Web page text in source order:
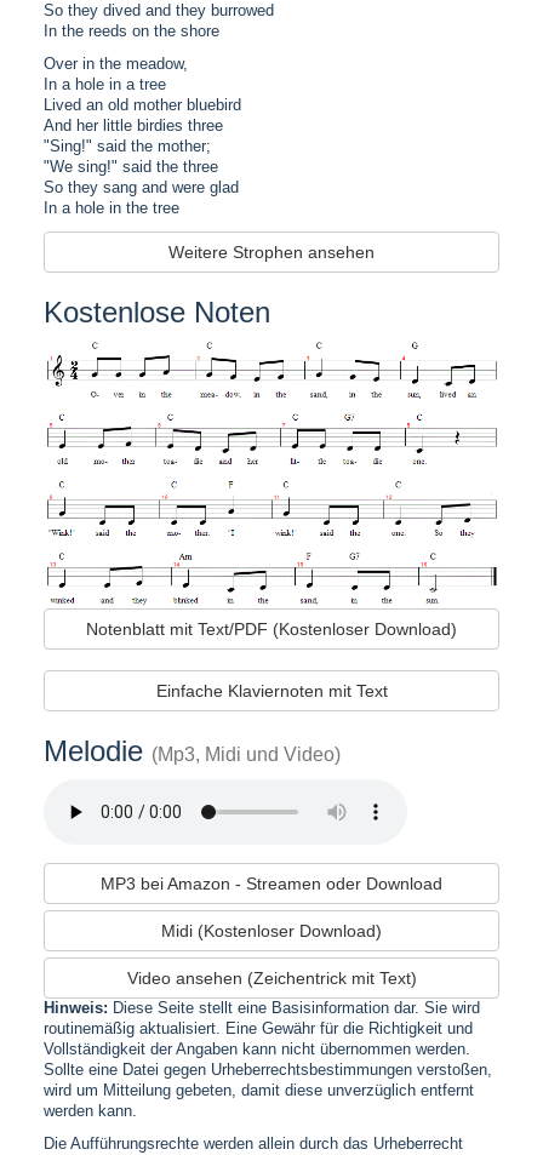
So they dived and they burrowed
In the reeds on the shore
Over in the meadow,
In a hole in a tree
Lived an old mother bluebird
And her little birdies three
"Sing!" said the mother;
"We sing!" said the three
So they sang and were glad
In a hole in the tree
Weitere Strophen ansehen
Kostenlose Noten
Notenblatt mit Text/PDF (Kostenloser Download)
Einfache Klaviernoten mit Text
Melodie (Mp3, Midi und Video)
MP3 bei Amazon - Streamen oder Download
Midi (Kostenloser Download)
Video ansehen (Zeichentrick mit Text)
Hinweis: Diese Seite stellt eine Basisinformation dar. Sie wird
routinemäßig aktualisiert. Eine Gewähr für die Richtigkeit und
Vollständigkeit der Angaben kann nicht übernommen werden.
Sollte eine Datei gegen Urheberrechtsbestimmungen verstoßen,
wird um Mitteilung gebeten, damit diese unverzüglich entfernt
werden kann.
Die Aufführungsrechte werden allein durch das Urheberrecht